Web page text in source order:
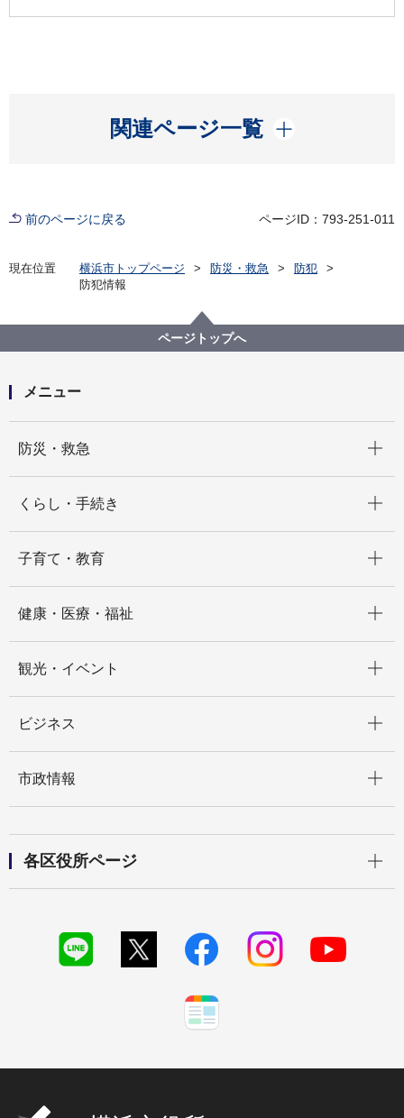
関連ページ一覧
開く
前のページに戻る ページID：793-251-011
現在位置 横浜市トップページ 防災・救急
防犯
防犯情報
ページトップへ
メニュー
防災・救急
くらし・手続き
子育て・教育
健康・医療・福祉
観光・イベント
ビジネス
市政情報
各区役所ページ